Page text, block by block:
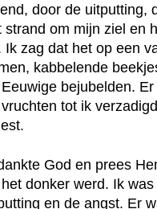
door de uitputting,
strand om mijn ziel en
Ik zag dat het op een
kabbelende
bejubelden.
tot ik
God en prees
donker werd. Ik
en de angst. Er